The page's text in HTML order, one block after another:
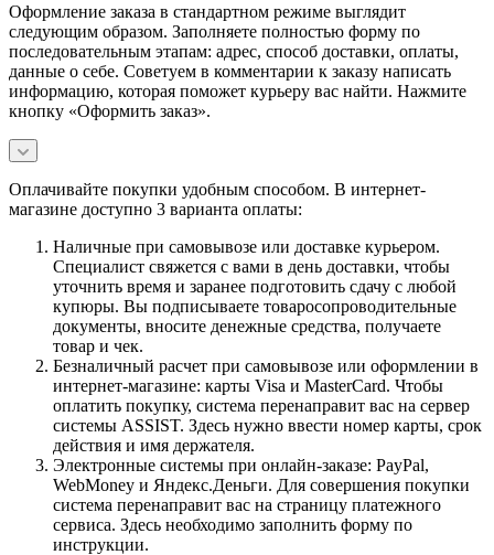
Оформление заказа в стандартном режиме выглядит
следующим образом. Заполняете полностью форму по
последовательным этапам: адрес, способ доставки, оплаты,
данные о себе. Советуем в комментарии к заказу написать
информацию, которая поможет курьеру вас найти. Нажмите
кнопку «Оформить заказ».
Оплачивайте покупки удобным способом. В интернет-
магазине доступно 3 варианта оплаты:
Наличные при самовывозе или доставке курьером.
Специалист свяжется с вами в день доставки, чтобы
уточнить время и заранее подготовить сдачу с любой
купюры. Вы подписываете товаросопроводительные
документы, вносите денежные средства, получаете
товар и чек.
Безналичный расчет при самовывозе или оформлении в
интернет-магазине: карты Visa и MasterCard. Чтобы
оплатить покупку, система перенаправит вас на сервер
системы ASSIST. Здесь нужно ввести номер карты, срок
действия и имя держателя.
Электронные системы при онлайн-заказе: PayPal,
WebMoney и Яндекс.Деньги. Для совершения покупки
система перенаправит вас на страницу платежного
сервиса. Здесь необходимо заполнить форму по
инструкции.